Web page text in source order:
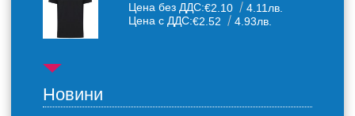
Цена без ДДС:€2.10
4.11лв.
Цена с ДДС:€2.52 4.93лв.
Новини